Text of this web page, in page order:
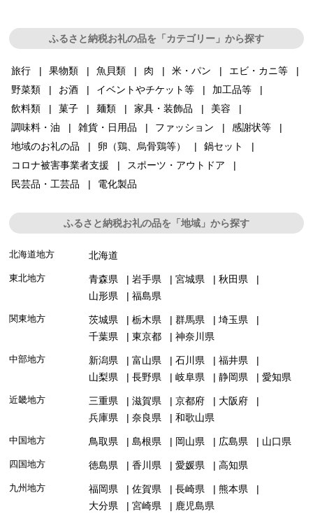
ふるさと納税お礼の品を「カテゴリー」から探す
旅行 果物類 魚貝類 肉 米・パン
エビ・カニ等
野菜類
お酒 イベントやチケット等
加工品等
飲料類
菓子 麺類 家具・装飾品
美容
調味料・油
雑貨・日用品 ファッション
感謝状等
地域のお礼の品
卵（鶏、烏骨鶏等）
鍋セット
コロナ被害事業者支援
スポーツ・アウトドア
民芸品・工芸品
電化製品
ふるさと納税お礼の品を「地域」から探す
北海道地方 北海道
東北地方 青森県 岩手県 宮城県
秋田県
山形県
福島県
関東地方 茨城県 栃木県 群馬県
埼玉県
千葉県
東京都 神奈川県
中部地方 新潟県 富山県 石川県
福井県
山梨県
長野県 岐阜県 静岡県 愛知県
近畿地方 三重県 滋賀県 京都府
大阪府
兵庫県
奈良県 和歌山県
中国地方 鳥取県 島根県 岡山県 広島県 山口県
四国地方 徳島県 香川県 愛媛県 高知県
九州地方 福岡県 佐賀県 長崎県
熊本県
大分県
宮崎県 鹿児島県